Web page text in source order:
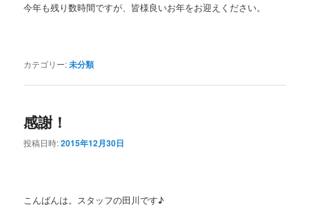
今年も残り数時間ですが、皆様良いお年をお迎えください。
カテゴリー:未分類
感謝！
投稿日時:2015年12月30日
こんばんは。スタッフの田川です♪